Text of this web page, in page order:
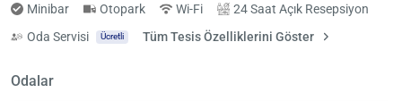
Minibar Otopark Wi-Fi
24 Saat Açık Resepsiyon
Oda Servisi
Ücretli Tüm Tesis Özelliklerini Göster
Odalar